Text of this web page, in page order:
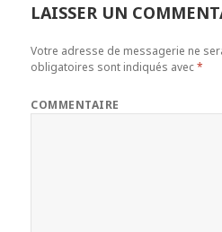
LAISSER UN
Votre adresse de messagerie ne
obligatoires sont indiqués avec*
COMMENTAIRE